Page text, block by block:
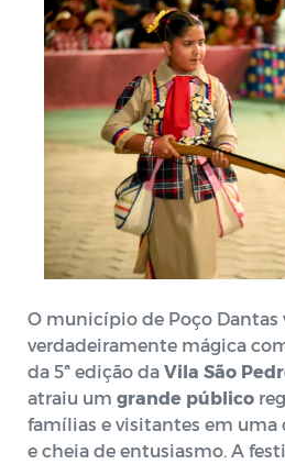
O município de Poço
verdadeiramente mágica
da 5ª edição da Vila São
atraiu um grande público
famílias e visitantes em uma
e cheia de entusiasmo. A